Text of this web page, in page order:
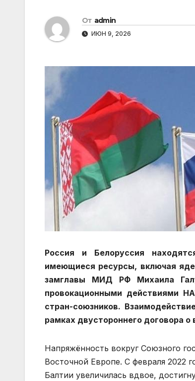
От admin
ИЮН 9, 2026
Россия и Белоруссия
имеющиеся ресурсы, включая
замглавы МИД РФ Михаила
провокационными действиями
стран-союзников.
рамках двустороннего договора
Напряжённость вокруг Союзного
Восточной Европе. С февраля 2022
Балтии увеличилась вдвое,